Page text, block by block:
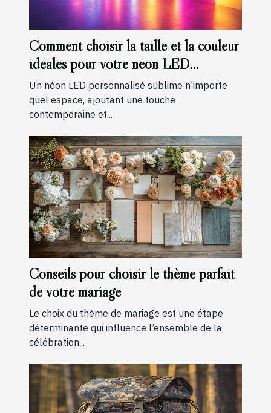
Comment choisir la taille et la couleur
idéales pour votre néon LED
personnalisé
Un néon LED personnalisé sublime n'importe
quel espace, ajoutant une touche
contemporaine et...
Conseils pour choisir le thème parfait
de votre mariage
Le choix du thème de mariage est une étape
déterminante qui influence l’ensemble de la
célébration...